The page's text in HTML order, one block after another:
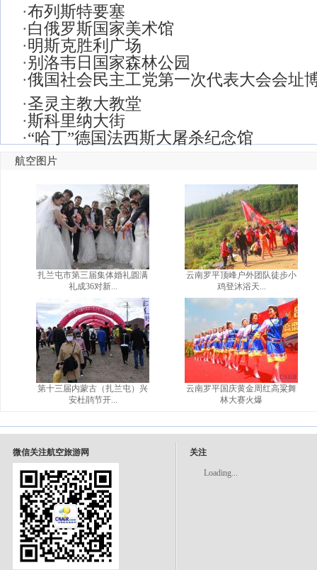
·布列斯特要塞
·白俄罗斯国家美术馆
·明斯克胜利广场
·别洛韦日国家森林公园
·俄国社会民主工党第一次代表大会会址
·圣灵主教大教堂
·斯科里纳大街
·“哈丁”德国法西斯大屠杀纪念馆
航空图片
扎兰屯市第三届集体婚礼圆满
礼成36对新...
第十三届内蒙古（扎兰屯）兴
安杜鹃节开...
云南罗平顶峰户外团队徒步小
鸡登沐浴天...
云南罗平国庆黄金周红高粱舞
林大赛火爆
微信关注航空旅游网 关注
Loading...